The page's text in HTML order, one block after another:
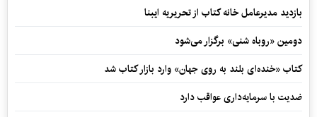
بازدید مدیرعامل خانه کتاب از تحریریه ایبنا
دومین «روباه شنی» برگزار می‌شود
کتاب «خنده‌ای بلند به روی جهان» وارد بازار کتاب شد
ضدیت با سرمایه‌داری عواقب دارد